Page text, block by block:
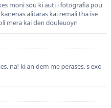
moni sou ki auti i fotografia pou
alitaras kai remali tha ise
mera kai den douleuoyn
na! ki an dem me perases, s exo